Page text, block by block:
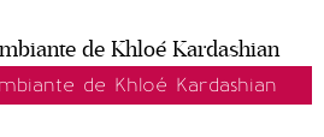
de Khloé Kardashian